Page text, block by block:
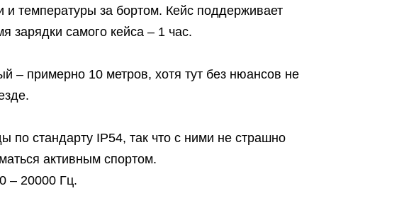
и температуры за бортом. Кейс поддерживает
зарядки самого кейса – 1 час.
– примерно 10 метров, хотя тут без нюансов не
стандарту IP54, так что с ними не страшно
активным спортом.
– 20000 Гц.